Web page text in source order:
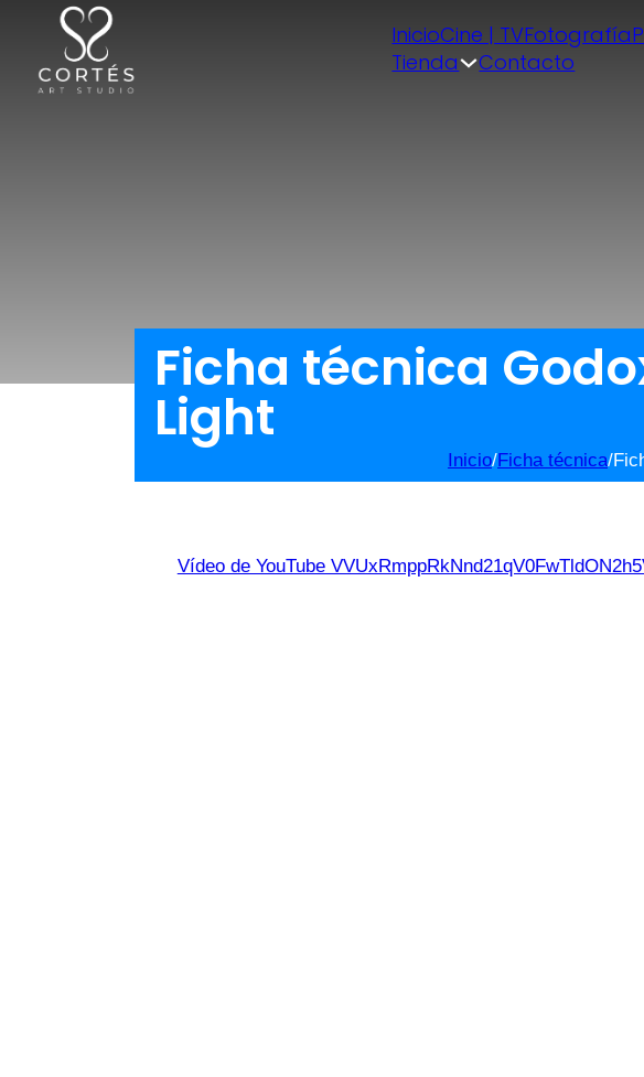
InicioCine | TVFotografía
Tienda
Contacto
Ficha técnica
Light
Inicio/Ficha técnica/
Vídeo de YouTube